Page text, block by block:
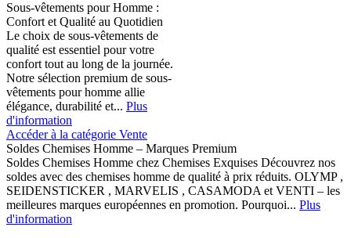
Sous-vêtements pour Homme :
Confort et Qualité au Quotidien
Le choix de sous-vêtements de
qualité est essentiel pour votre
confort tout au long de la journée.
Notre sélection premium de sous-
vêtements pour homme allie
élégance, durabilité et... Plus
d'information
Accéder à la catégorie Vente
Soldes Chemises Homme – Marques Premium
Soldes Chemises Homme chez Chemises Exquises Découvrez nos
soldes avec des chemises homme de qualité à prix réduits. OLYMP ,
SEIDENSTICKER , MARVELIS , CASAMODA et VENTI – les
meilleures marques européennes en promotion. Pourquoi... Plus
d'information